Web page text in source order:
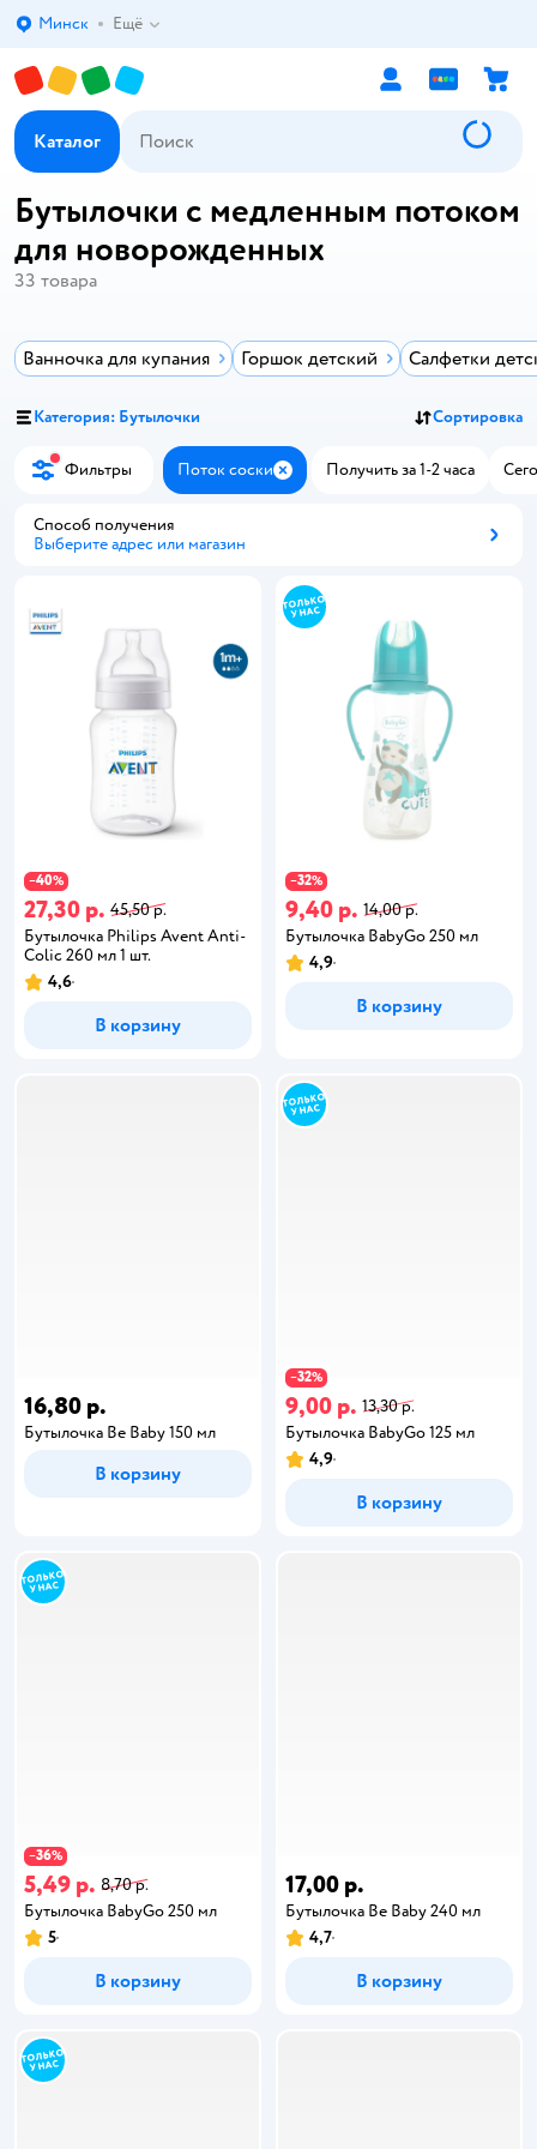
Выбор адреса доставки.
Минск Ещё
Каталог
Бутылочки с медленным потоком
для новорожденных
33 товара
Ванночка для купания Горшок детский Салфетки
Категория: Бутылочки Сортировка
Фильтры Поток соски ЗакрытьПолучить за 1-2 часа
Способ получения
Выберите адрес или магазин
−40%
27,30 р. 45,50 р.
Бутылочка Philips Avent Anti-
Colic 260 мл 1 шт.
4,6
В корзину
−32%
9,40 р. 14,00 р.
Бутылочка BabyGo 250 мл
4,9
В корзину
16,80 р.
Бутылочка Be Baby 150 мл
В корзину
−32%
9,00 р. 13,30 р.
Бутылочка BabyGo 125 мл
4,9
В корзину
−36%
5,49 р. 8,70 р.
Бутылочка BabyGo 250 мл
5
В корзину
17,00 р.
Бутылочка Be Baby 240 мл
4,7
В корзину